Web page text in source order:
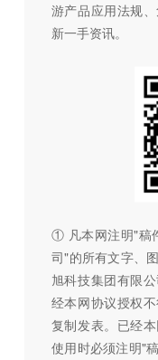
游产品应用法规
新一手资讯。
① 凡本网注明"稿
司"的所有文字、
旭科技集团有限
经本网协议授权
复制发表。已经
使用时必须注明"